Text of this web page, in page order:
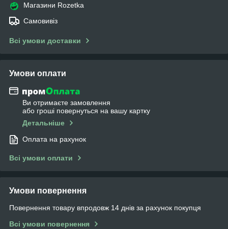
Магазини Rozetka
Самовивіз
Всі умови доставки
Умови оплати
Ви отримаєте замовлення
або гроші повернуться на вашу картку
Детальніше
Оплата на рахунок
Всі умови оплати
Умови повернення
Повернення товару впродовж 14 днів за рахунок покупця
Всі умови повернення